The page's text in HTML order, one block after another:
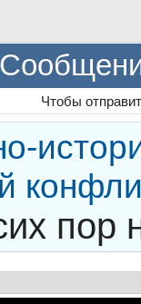
Чтобы